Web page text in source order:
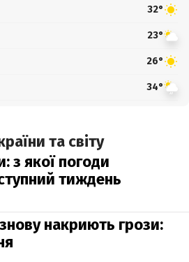
32°
23°
26°
34°
та світу
з якої погоди
тиждень
накриють грози: